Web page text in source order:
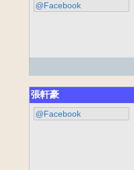
@Facebook
張軒豪
@Facebook